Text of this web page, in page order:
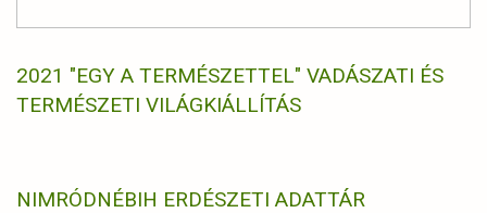
2021 "EGY A TERMÉSZETTEL" VADÁSZATI ÉS
TERMÉSZETI VILÁGKIÁLLÍTÁS
NIMRÓDNÉBIH ERDÉSZETI ADATTÁR